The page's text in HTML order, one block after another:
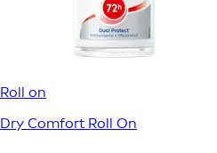
Roll on
Dry Comfort Roll On